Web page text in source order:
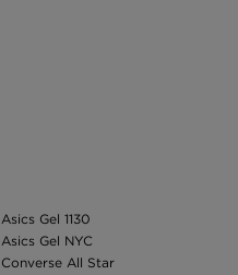
Asics Gel 1130
Asics Gel NYC
Converse All Star